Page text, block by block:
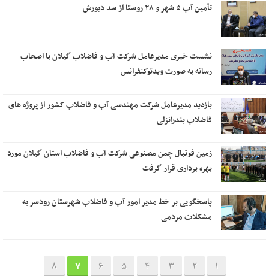
تأمین آب ۵ شهر و ۲۸ روستا از سد دیورش
نشست خبری مدیرعامل شرکت آب و فاضلاب گیلان با اصحاب
رسانه به صورت ویدئوکنفرانس
بازدید مدیرعامل شرکت مهندسی آب و فاضلاب کشور از پروژه های
فاضلاب بندرانزلی
زمین فوتبال چمن مصنوعی شرکت آب و فاضلاب استان گیلان مورد
بهره برداری قرار گرفت
پاسخگویی بر خط مدیر امور آب و فاضلاب شهرستان رودسر به
مشکلات مردمی
1
2
3
4
5
6
7
8